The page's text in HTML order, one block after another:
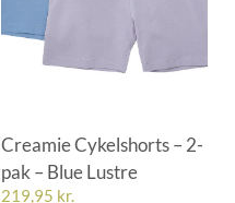
Creamie Cykelshorts – 2-
pak – Blue Lustre
219,95 kr.